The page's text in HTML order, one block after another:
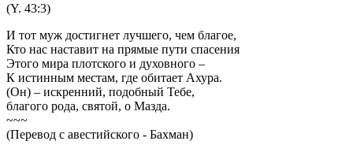
(Y. 43:3)
И тот муж достигнет лучшего, чем благое,
Кто нас наставит на прямые пути спасения
Этого мира плотского и духовного –
К истинным местам, где обитает Ахура.
(Он) – искренний, подобный Тебе,
благого рода, святой, о Мазда.
~~~
(Перевод с авестийского - Бахман)